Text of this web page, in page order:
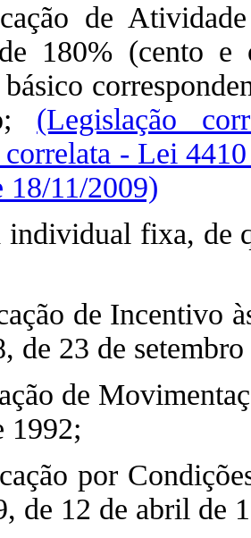
de
180% (cento
(Legislação
- Lei
18/11/2009)
fixa, de
de Incentivo
de 23 de
de
1992;
por
de 12 de abril de